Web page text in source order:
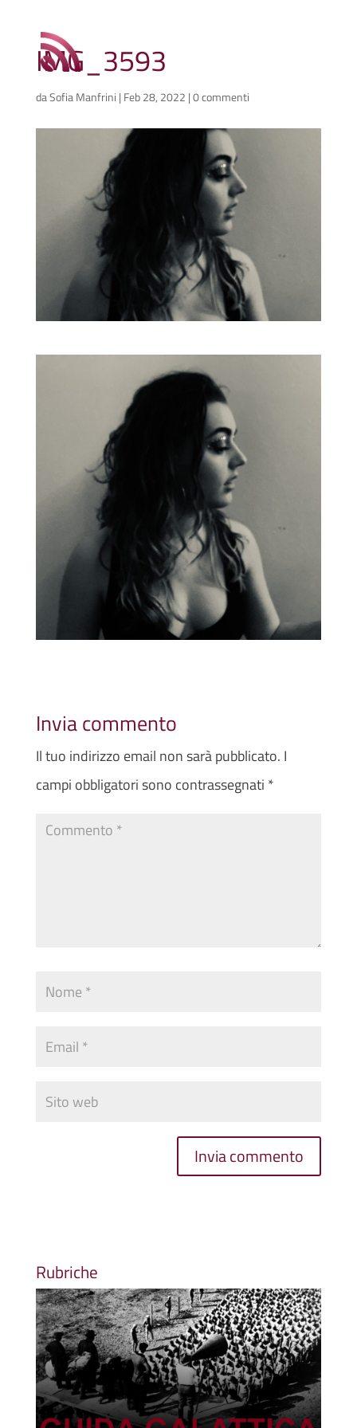
IMG_3593
daSofia Manfrini | Feb 28, 2022 |0 commenti
Invia commento
Il tuo indirizzo email non sarà pubblicato. I
campi obbligatori sono contrassegnati *
Rubriche